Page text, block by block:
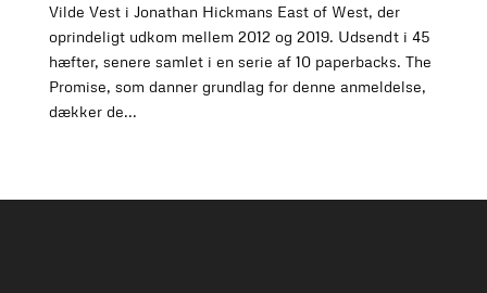
Vilde Vest i Jonathan Hickmans East of West, der
oprindeligt udkom mellem 2012 og 2019. Udsendt i 45
hæfter, senere samlet i en serie af 10 paperbacks. The
Promise, som danner grundlag for denne anmeldelse,
dækker de...